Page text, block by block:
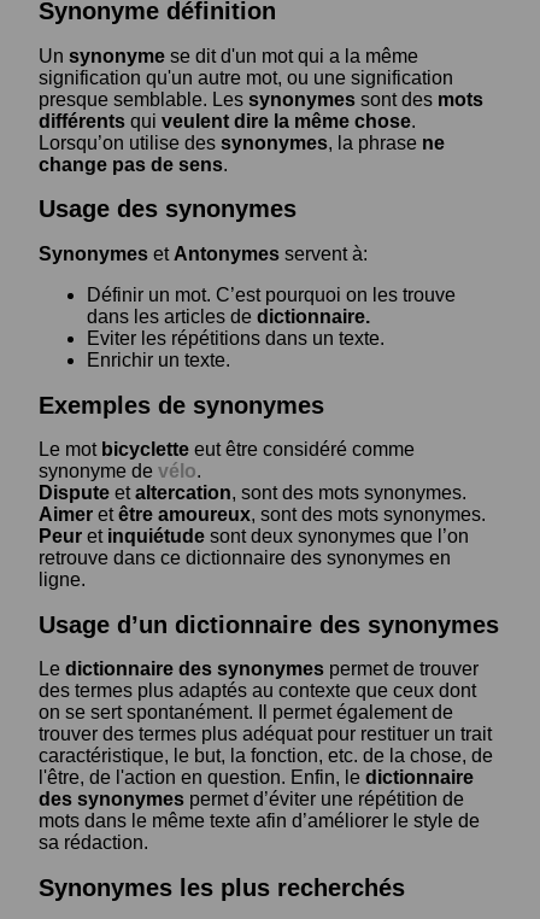
Synonyme définition
Un synonyme se dit d'un mot qui a la même
signification qu'un autre mot, ou une signification
presque semblable. Les synonymes sont des mots
différents qui veulent dire la même chose.
Lorsqu’on utilise des synonymes, la phrase ne
change pas de sens.
Usage des synonymes
Synonymes et Antonymes servent à:
Définir un mot. C’est pourquoi on les trouve
dans les articles de dictionnaire.
Eviter les répétitions dans un texte.
Enrichir un texte.
Exemples de synonymes
Le mot bicyclette eut être considéré comme
synonyme de vélo.
Dispute etaltercation, sont des mots synonymes.
Aimer etêtre amoureux, sont des mots synonymes.
Peur et inquiétude sont deux synonymes que l’on
retrouve dans ce dictionnaire des synonymes en
ligne.
Usage d’un dictionnaire des synonymes
Le dictionnaire des synonymes permet de trouver
des termes plus adaptés au contexte que ceux dont
on se sert spontanément. Il permet également de
trouver des termes plus adéquat pour restituer un trait
caractéristique, le but, la fonction, etc. de la chose, de
l'être, de l'action en question. Enfin, le dictionnaire
des synonymes permet d’éviter une répétition de
mots dans le même texte afin d’améliorer le style de
sa rédaction.
Synonymes les plus recherchés